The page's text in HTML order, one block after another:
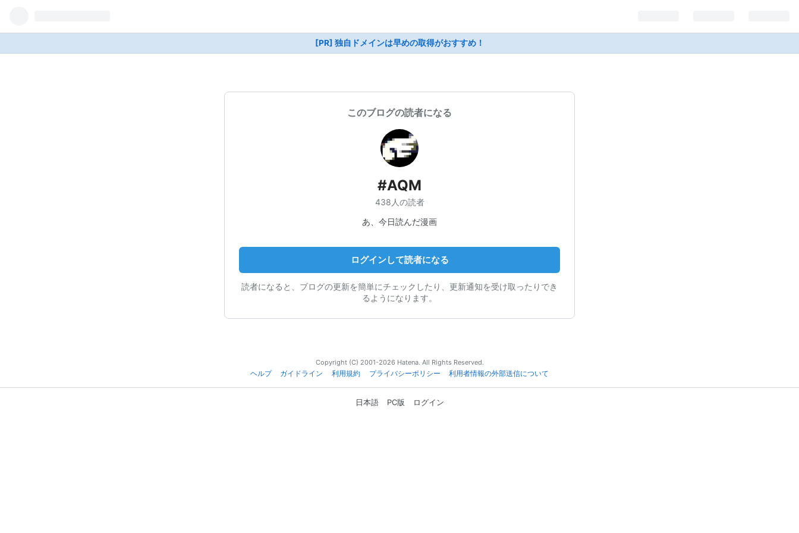
[PR] 独自ドメインは早めの取得がおすすめ！
このブログの読者になる
#AQM
438人の読者
あ、今日読んだ漫画
ログインして読者になる
読者になると、ブログの更新を簡単にチェックしたり、更新通知を受け取ったりでき
るようになります。
Copyright (C) 2001-2026 Hatena. All Rights Reserved.
ヘルプ
ガイドライン 利用規約 プライバシーポリシー 利用者情報の外部送信について
日本語 PC版 ログイン